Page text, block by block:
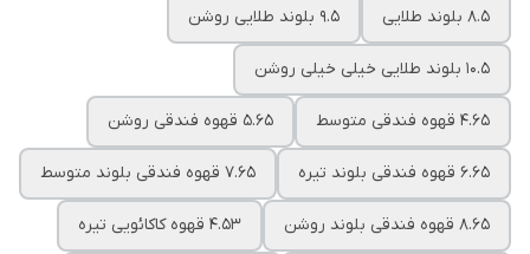
8.5 بلوند طلایی 9.5 بلوند طلایی روشن
10.5 بلوند طلایی خیلی خیلی روشن
4.65 قهوه فندقی متوسط 5.65 قهوه فندقی روشن
6.65 قهوه فندقی بلوند تیره 7.65 قهوه فندقی بلوند متوسط
8.65 قهوه فندقی بلوند روشن 4.53 قهوه کاکائویی تیره